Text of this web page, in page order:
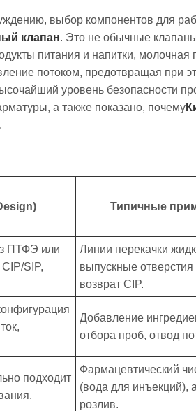
выбор компонентов для
клапан. Это не обычные
питания и напитки,
потоком, предотвращая при
уровень безопасности
а также показано, почему
Типичные
ПТФЭ или
SIP,
Линии перекачки
выпускные отверстия
возврат CIP.
Добавление
отбора проб, отвод
подходит
Фармацевтический
(вода для инъекций),
розлив.